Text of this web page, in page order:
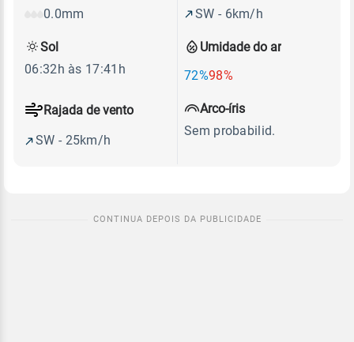
0.0mm
Umidade do ar
72%98%
SW - 6km/h
Rajada de vento
SW - 25km/h
Sol
06:32h às 17:41h
Arco-íris
Sem probabilid.